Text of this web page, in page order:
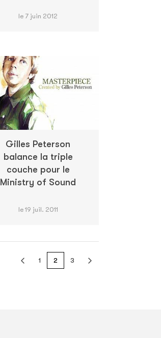
le 7 juin 2012
Gilles Peterson
balance la triple
couche pour le
Ministry of Sound
le 19 juil. 2011
1 2 3